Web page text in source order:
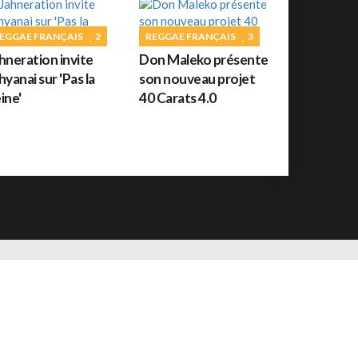
des festivals reggae : JUILLET 2026
56
du jour : War de Bob Marley
FRANÇAIS 2
invite
sur 'Pas la
REGGAE FRANÇAIS 3
Don Maleko présente
son nouveau projet
40 Carats 4.0